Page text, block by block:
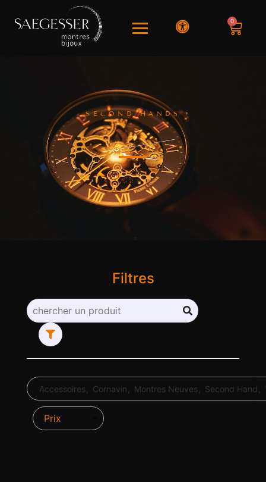
0
SECOND HANDS
Filtres
Accessoires Cornavin Montres Neuves Second Hand
Prix